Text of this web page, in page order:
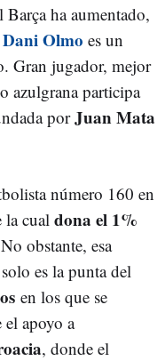
ha aumentado,
Dani Olmo es un
Gran jugador, mejor
azulgrana participa
porJuan Mata
número 160 en
la cual dona el 1%
obstante, esa
es la punta del
en los que se
apoyo a
, donde el